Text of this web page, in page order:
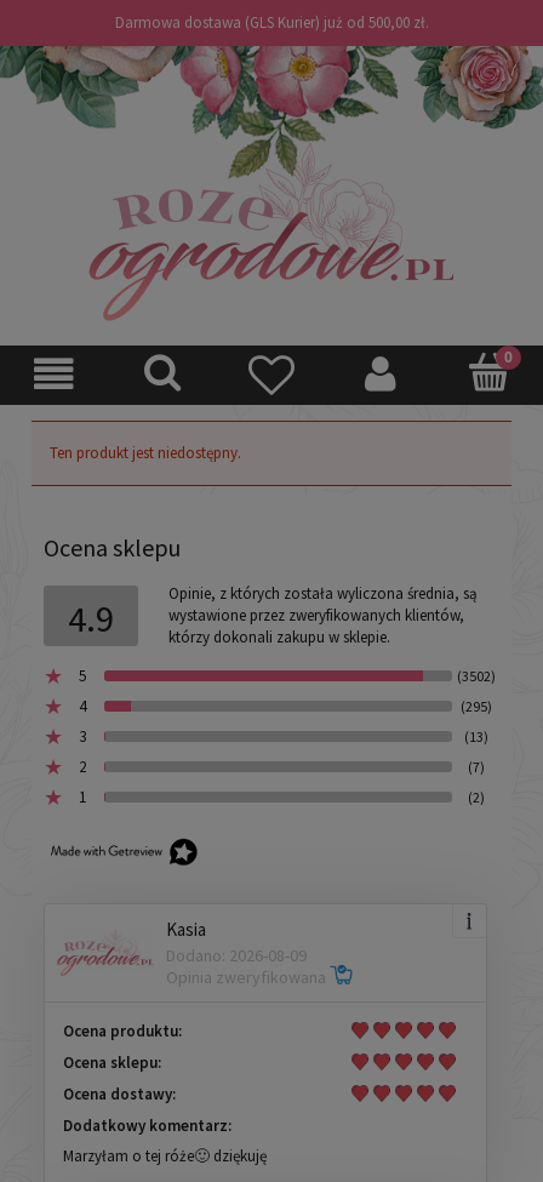
Darmowa dostawa (GLS Kurier) już od 500,00 zł.
Ten produkt jest niedostępny.
Ocena sklepu
4.9
Opinie, z których została wyliczona średnia, są
wystawione przez zweryfikowanych klientów,
którzy dokonali zakupu w sklepie.
5
(3502)
4 (295)
3 (13)
2 (7)
1 (2)
Kasia
Dodano: 2026-08-09
Opinia zweryfikowana
Ocena produktu:
Ocena sklepu:
Ocena dostawy:
Dodatkowy komentarz:
Marzyłam o tej róże🙂 dziękuję